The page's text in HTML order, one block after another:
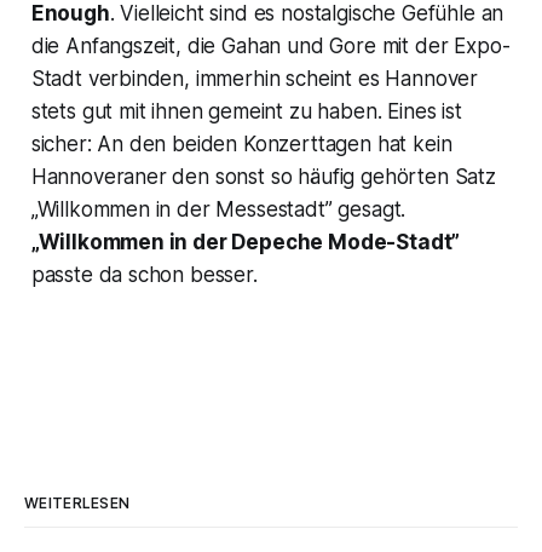
Enough. Vielleicht sind es nostalgische Gefühle an
die Anfangszeit, die Gahan und Gore mit der Expo-
Stadt verbinden, immerhin scheint es Hannover
stets gut mit ihnen gemeint zu haben. Eines ist
sicher: An den beiden Konzerttagen hat kein
Hannoveraner den sonst so häufig gehörten Satz
„Willkommen in der Messestadt” gesagt.
„Willkommen in der Depeche Mode-Stadt”
passte da schon besser.
WEITERLESEN